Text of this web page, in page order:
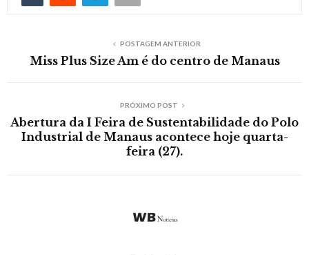
POSTAGEM ANTERIOR
Miss Plus Size Am é do centro de Manaus
PRÓXIMO POST
Abertura da I Feira de Sustentabilidade do Polo
Industrial de Manaus acontece hoje quarta-
feira (27).